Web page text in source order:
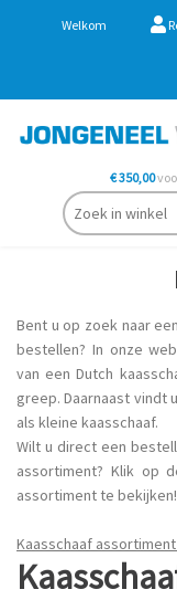
Welkom
€ 350,00
Bent u op zoek naar
bestellen? In onze
van een Dutch
greep. Daarnaast vindt
als kleine kaasschaaf.
Wilt u direct een
assortiment? Klik op
assortiment te bekijken!
Kaasschaaf